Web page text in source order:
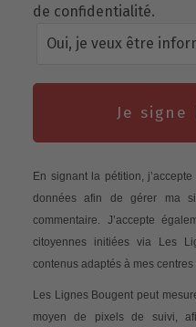
de confidentialité.
Oui, je veux être
Je
En signant la pétition,
données afin de gérer ma
commentaire. J’accepte
citoyennes initiées via Les
contenus adaptés à mes centres
Les Lignes Bougent peut
moyen de pixels de suivi,